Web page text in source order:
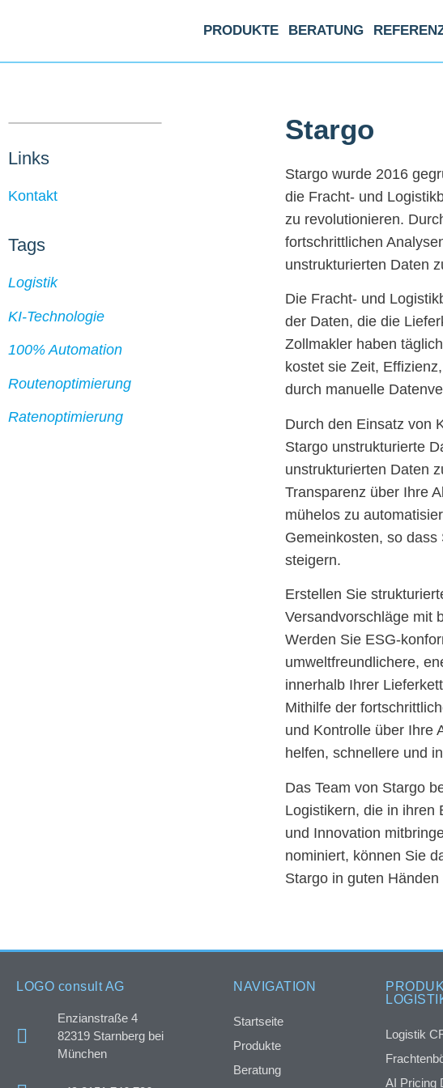
PRODUKTE BERATUNG
Links
Kontakt
Tags
Logistik
KI-Technologie
100% Automation
Routenoptimierung
Ratenoptimierung
Stargo
Stargo wurde 2016
die Fracht- und
zu revolutionieren.
fortschrittlichen
unstrukturierten Daten
Die Fracht- und
der Daten, die die
Zollmakler haben
kostet sie Zeit,
durch manuelle
Durch den Einsatz von
Stargo unstrukturierte
unstrukturierten Daten
Transparenz über Ihre
mühelos zu
Gemeinkosten, so
steigern.
Erstellen Sie
Versandvorschläge mit
Werden Sie ESG-
umweltfreundlichere,
innerhalb Ihrer
Mithilfe der
und Kontrolle über Ihre
helfen, schnellere und
Das Team von Stargo
Logistikern, die in ihren
und Innovation
nominiert, können Sie
Stargo in guten Händen
LOGO consult AG
Enzianstraße 4
82319 Starnberg bei
München
NAVIGATION
Startseite
Produkte
Beratung
Logistik
AI Pricing